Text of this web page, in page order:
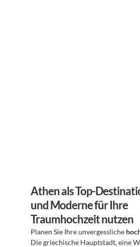
Athen als Top-
und Moderne für Ihre
Traumhochzeit nutzen
Planen Sie Ihre unvergessliche
Die griechische Hauptstadt, eine